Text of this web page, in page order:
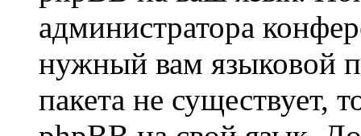
администратора
нужный вам языковой
пакета не существует,